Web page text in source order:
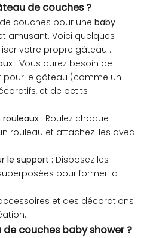
de couches ?
couches pour une baby
amusant. Voici quelques
votre propre gâteau :
: Vous aurez besoin de
pour le gâteau (comme un
et de petits
: Roulez chaque
rouleau et attachez-les avec
le support : Disposez les
pour former la
et des décorations
couches baby shower ?